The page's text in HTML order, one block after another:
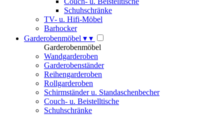
Schuhschränke
TV- u. Hifi-Möbel
Barhocker
Garderobenmöbel ▾ ▾
Garderobenmöbel
Wandgarderoben
Garderobenständer
Reihengarderoben
Rollgarderoben
Schirmständer u. Standaschenbecher
Couch- u. Beistelltische
Schuhschränke